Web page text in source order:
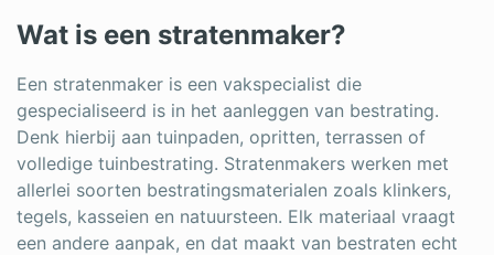
Wat is een stratenmaker?
Een stratenmaker is een vakspecialist die
gespecialiseerd is in het aanleggen van bestrating.
Denk hierbij aan tuinpaden, opritten, terrassen of
volledige tuinbestrating. Stratenmakers werken met
allerlei soorten bestratingsmaterialen zoals klinkers,
tegels, kasseien en natuursteen. Elk materiaal vraagt
een andere aanpak, en dat maakt van bestraten echt